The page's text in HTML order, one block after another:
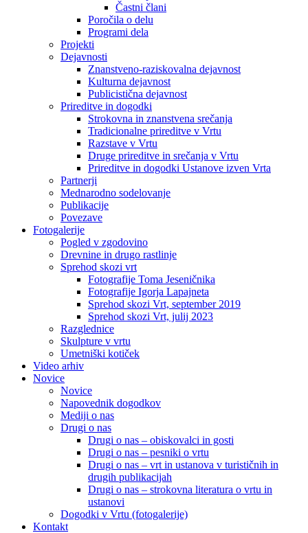
Častni člani
Poročila o delu
Programi dela
Projekti
Dejavnosti
Znanstveno-raziskovalna dejavnost
Kulturna dejavnost
Publicistična dejavnost
Prireditve in dogodki
Strokovna in znanstvena srečanja
Tradicionalne prireditve v Vrtu
Razstave v Vrtu
Druge prireditve in srečanja v Vrtu
Prireditve in dogodki Ustanove izven Vrta
Partnerji
Mednarodno sodelovanje
Publikacije
Povezave
Fotogalerije
Pogled v zgodovino
Drevnine in drugo rastlinje
Sprehod skozi vrt
Fotografije Toma Jeseničnika
Fotografije Igorja Lapajneta
Sprehod skozi Vrt, september 2019
Sprehod skozi Vrt, julij 2023
Razglednice
Skulpture v vrtu
Umetniški kotiček
Video arhiv
Novice
Novice
Napovednik dogodkov
Mediji o nas
Drugi o nas
Drugi o nas – obiskovalci in gosti
Drugi o nas – pesniki o vrtu
Drugi o nas – vrt in ustanova v turističnih in
drugih publikacijah
Drugi o nas – strokovna literatura o vrtu in
ustanovi
Dogodki v Vrtu (fotogalerije)
Kontakt